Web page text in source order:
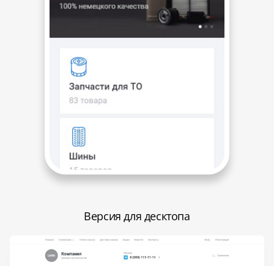
Версия для десктопа